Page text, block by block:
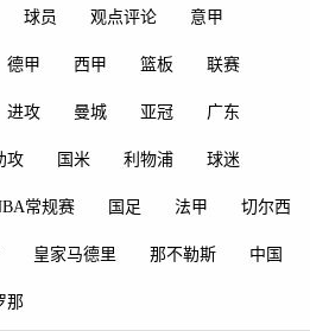
球员 观点评论 意甲
德甲 西甲 篮板 联赛
进攻 曼城 亚冠 广东
攻 国米 利物浦 球迷
常规赛 国足 法甲 切尔西
皇家马德里 那不勒斯 中国
那